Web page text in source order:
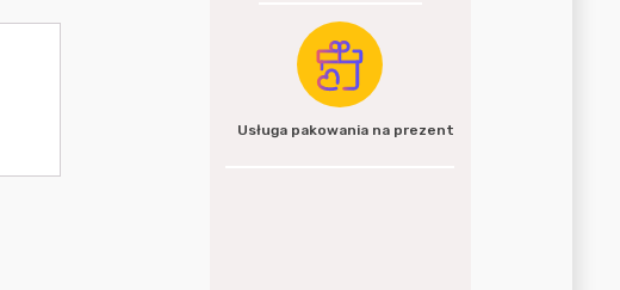
Usługa pakowania na prezent